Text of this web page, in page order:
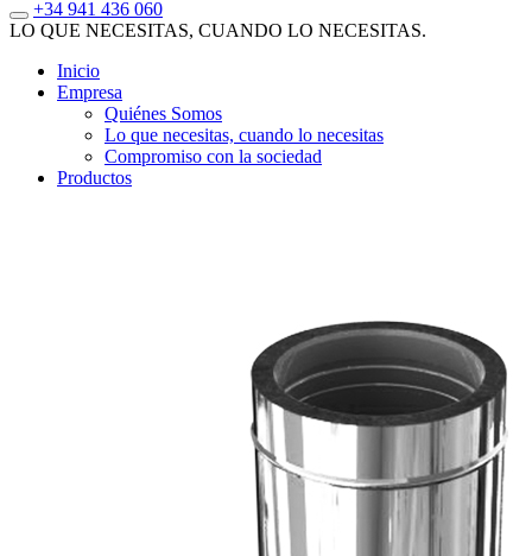
+34 941 436 060
LO QUE NECESITAS, CUANDO LO NECESITAS.
Inicio
Empresa
Quiénes Somos
Lo que necesitas, cuando lo necesitas
Compromiso con la sociedad
Productos